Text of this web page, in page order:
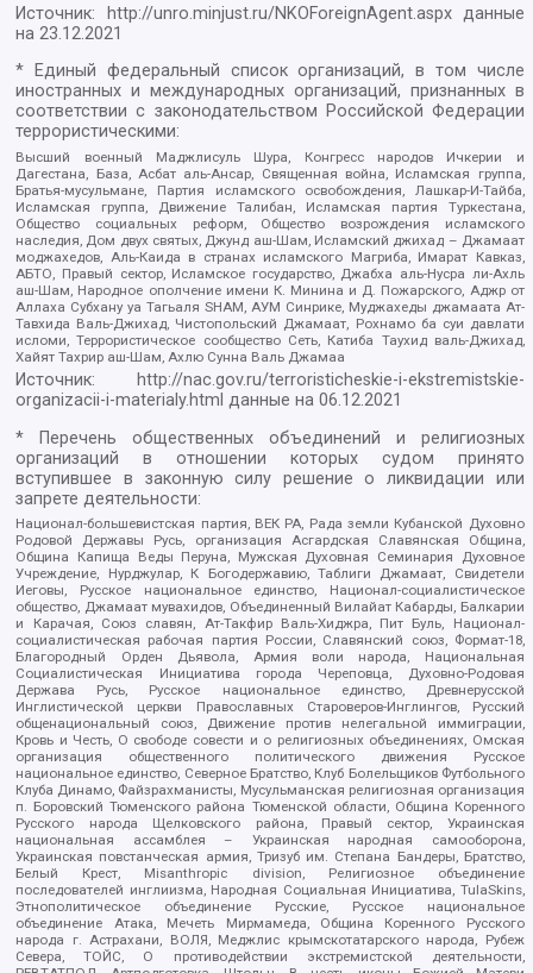
Источник: http://unro.minjust.ru/NKOForeignAgent.aspxданные
на23.12.2021
* Единый федеральный список организаций, в том числе
иностранных и международных организаций, признанных в
соответствии с законодательством Российской Федерации
террористическими:
Высший военный Маджлисуль Шура, Конгресс народов Ичкерии и
Дагестана, База, Асбат аль-Ансар, Священная война, Исламская группа,
Братья-мусульмане, Партия исламского освобождения, Лашкар-И-Тайба,
Исламская группа, Движение Талибан, Исламская партия Туркестана,
Общество социальных реформ, Общество возрождения исламского
наследия, Дом двух святых, Джунд аш-Шам, Исламский джихад – Джамаат
моджахедов, Аль-Каида в странах исламского Магриба, Имарат Кавказ,
АБТО, Правый сектор, Исламское государство, Джабха аль-Нусра ли-Ахль
аш-Шам, Народное ополчение имени К. Минина и Д. Пожарского, Аджр от
Аллаха Субхану уа Тагьаля SHAM, АУМ Синрике, Муджахеды джамаата Ат-
Тавхида Валь-Джихад, Чистопольский Джамаат, Рохнамо ба суи давлати
исломи, Террористическое сообщество Сеть, Катиба Таухид валь-Джихад,
Хайят Тахрир аш-Шам, Ахлю Сунна Валь Джамаа
Источник:
http://nac.gov.ru/terroristicheskie-i-ekstremistskie-
organizacii-i-materialy.html данные на06.12.2021
* Перечень общественных объединений и религиозных
организаций в отношении которых судом принято
вступившее в законную силу решение о ликвидации или
запрете деятельности:
Национал-большевистская партия, ВЕК РА, Рада земли Кубанской Духовно
Родовой Державы Русь, организация Асгардская Славянская Община,
Община Капища Веды Перуна, Мужская Духовная Семинария Духовное
Учреждение, Нурджулар, К Богодержавию, Таблиги Джамаат, Свидетели
Иеговы, Русское национальное единство, Национал-социалистическое
общество, Джамаат мувахидов, Объединенный Вилайат Кабарды, Балкарии
и Карачая, Союз славян, Ат-Такфир Валь-Хиджра, Пит Буль, Национал-
социалистическая рабочая партия России, Славянский союз, Формат-18,
Благородный Орден Дьявола, Армия воли народа, Национальная
Социалистическая Инициатива города Череповца, Духовно-Родовая
Держава Русь, Русское национальное единство, Древнерусской
Инглистической церкви Православных Староверов-Инглингов, Русский
общенациональный союз, Движение против нелегальной иммиграции,
Кровь и Честь, О свободе совести и о религиозных объединениях, Омская
организация общественного политического движения Русское
национальное единство, Северное Братство, Клуб Болельщиков Футбольного
Клуба Динамо, Файзрахманисты, Мусульманская религиозная организация
п. Боровский Тюменского района Тюменской области, Община Коренного
Русского народа Щелковского района, Правый сектор, Украинская
национальная ассамблея – Украинская народная самооборона,
Украинская повстанческая армия, Тризуб им. Степана Бандеры, Братство,
Белый Крест, Misanthropic division, Религиозное объединение
последователей инглиизма, Народная Социальная Инициатива, TulaSkins,
Этнополитическое объединение Русские, Русское национальное
объединение Атака, Мечеть Мирмамеда, Община Коренного Русского
народа г. Астрахани, ВОЛЯ, Меджлис крымскотатарского народа, Рубеж
Севера, ТОЙС, О противодействии экстремистской деятельности,